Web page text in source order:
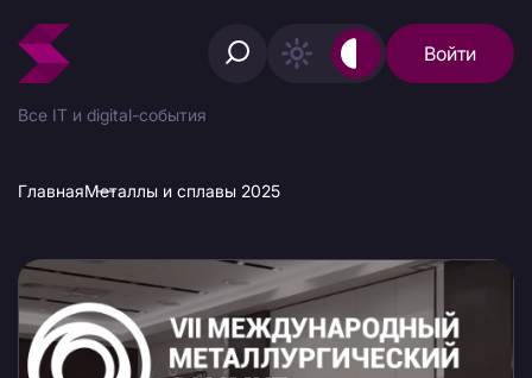
Войти
Все IT и digital-события
ГлавнаяМеталлы и сплавы 2025